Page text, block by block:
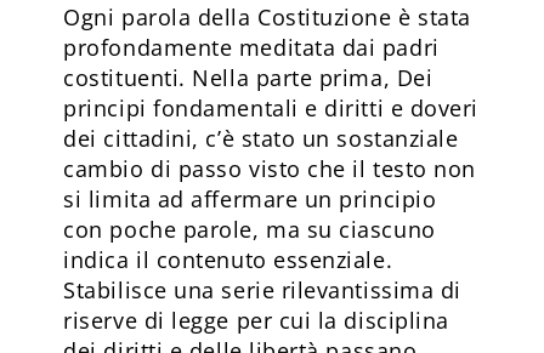
Ogni parola della Costituzione è stata
profondamente meditata dai padri
costituenti. Nella parte prima, Dei
principi fondamentali e diritti e doveri
dei cittadini, c’è stato un sostanziale
cambio di passo visto che il testo non
si limita ad affermare un principio
con poche parole, ma su ciascuno
indica il contenuto essenziale.
Stabilisce una serie rilevantissima di
riserve di legge per cui la disciplina